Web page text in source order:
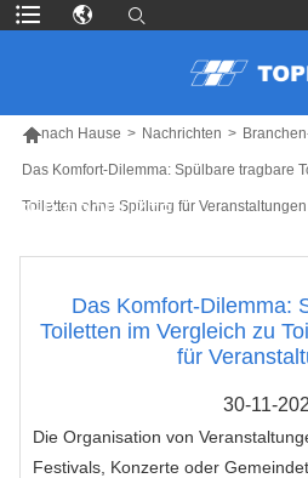
nach Hause > Nachrichten >
Das Komfort-Dilemma: Spülbare tragbare
Toiletten ohne Spülung für Veranstaltungen
MEHR PRODUKTE
Das Komfort-Dilemma:
Toiletten im Vergleich zu
für
30-11-
Die Organisation von
Festivals, Konzerte oder